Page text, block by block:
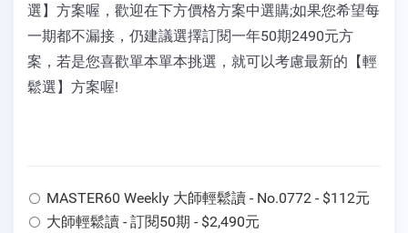
選】方案喔，歡迎在下方價格方案中選購;如果您希望每
一期都不漏接，仍建議選擇訂閱一年50期2490元方
案，若是您喜歡單本單本挑選，就可以考慮最新的【輕
鬆選】方案喔!
MASTER60 Weekly 大師輕鬆讀 - No.0772 - $112元
大師輕鬆讀 - 訂閱50期 - $2,490元